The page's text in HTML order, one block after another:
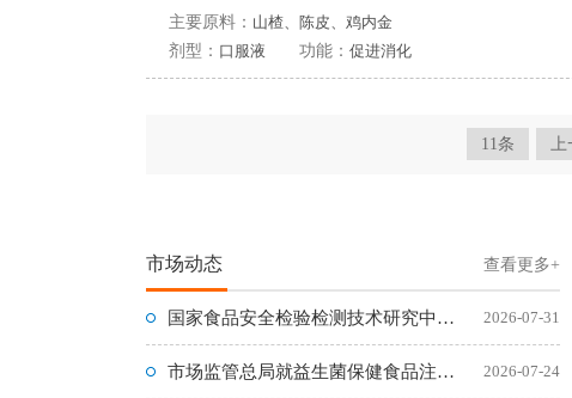
主要原料： 山楂、陈皮、鸡内金
剂型： 口服液 功能： 促进消化
11条 上
市场动态 查看更多+
国家食品安全检验检测技术研究中心在京组建成立 2026-07-31
市场监管总局就益生菌保健食品注册备案新规征求意见 2026-07-24